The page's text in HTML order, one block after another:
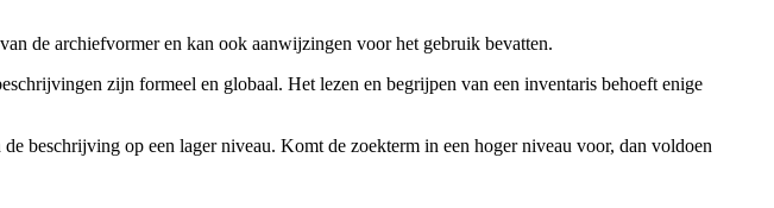
de archiefvormer en kan ook aanwijzingen voor het gebruik bevatten.
zijn formeel en globaal. Het lezen en begrijpen van een inventaris behoeft enige
beschrijving op een lager niveau. Komt de zoekterm in een hoger niveau voor, dan voldoen